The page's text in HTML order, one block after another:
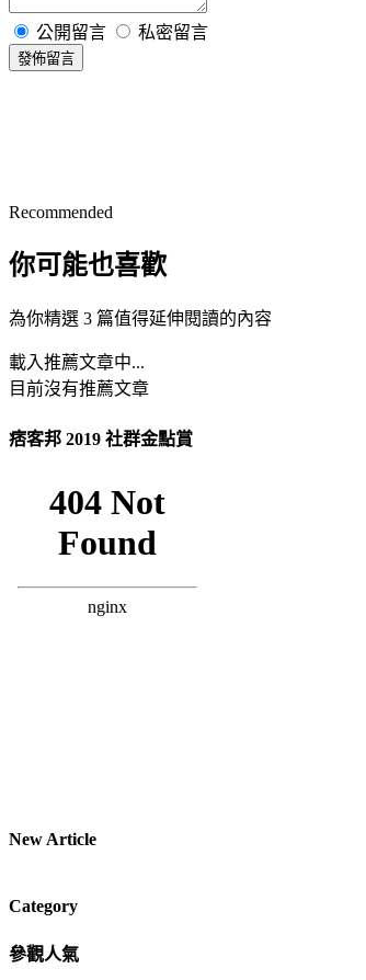
公開留言 私密留言
發佈留言
Recommended
你可能也喜歡
為你精選 3 篇值得延伸閱讀的內容
載入推薦文章中...
目前沒有推薦文章
痞客邦 2019 社群金點賞
New Article
Category
參觀人氣